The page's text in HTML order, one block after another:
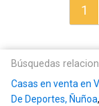
1
Búsquedas
Casas en venta en
De Deportes, Ñuñoa,